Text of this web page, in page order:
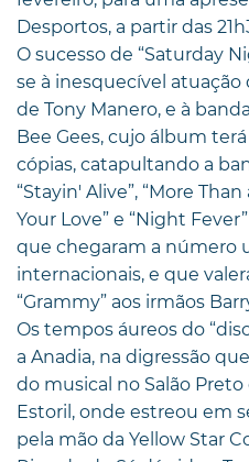
Desportos, a partir das
O sucesso de “Saturday
se à inesquecível atuação
de Tony Manero, e à
Bee Gees, cujo álbum
cópias, catapultando a
“Stayin' Alive”, “More
Your Love” e “Night
que chegaram a número
internacionais, e que
“Grammy” aos irmãos
Os tempos áureos do
a Anadia, na digressão
do musical no Salão
Estoril, onde estreou em
pela mão da Yellow Star